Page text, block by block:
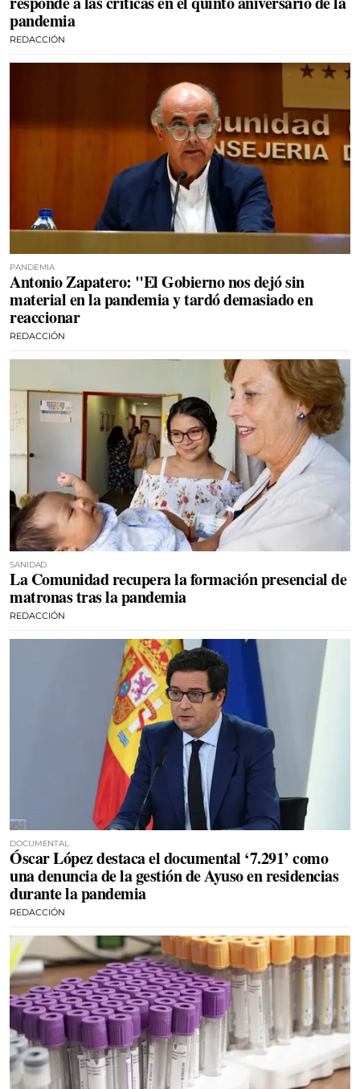
pandemia
REDACCIÓN
PANDEMIA
Antonio Zapatero: "El Gobierno nos dejó sin
material en la pandemia y tardó demasiado en
reaccionar
REDACCIÓN
SANIDAD
La Comunidad recupera la formación presencial de
matronas tras la pandemia
REDACCIÓN
DOCUMENTAL
Óscar López destaca el documental ‘7.291’ como
una denuncia de la gestión de Ayuso en residencias
durante la pandemia
REDACCIÓN